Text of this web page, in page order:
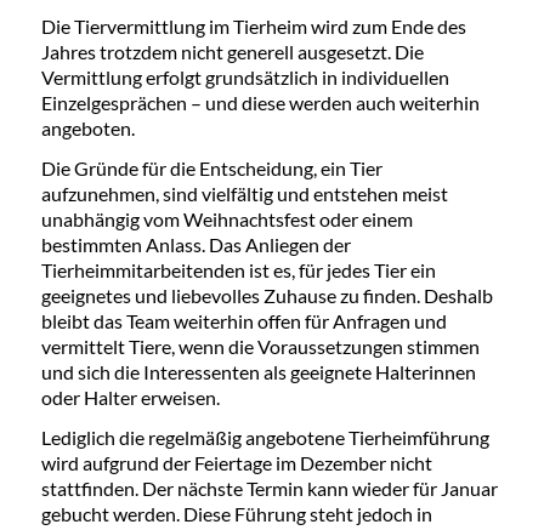
Die Tiervermittlung im Tierheim wird zum Ende des
Jahres trotzdem nicht generell ausgesetzt. Die
Vermittlung erfolgt grundsätzlich in individuellen
Einzelgesprächen – und diese werden auch weiterhin
angeboten.
Die Gründe für die Entscheidung, ein Tier
aufzunehmen, sind vielfältig und entstehen meist
unabhängig vom Weihnachtsfest oder einem
bestimmten Anlass. Das Anliegen der
Tierheimmitarbeitenden ist es, für jedes Tier ein
geeignetes und liebevolles Zuhause zu finden. Deshalb
bleibt das Team weiterhin offen für Anfragen und
vermittelt Tiere, wenn die Voraussetzungen stimmen
und sich die Interessenten als geeignete Halterinnen
oder Halter erweisen.
Lediglich die regelmäßig angebotene Tierheimführung
wird aufgrund der Feiertage im Dezember nicht
stattfinden. Der nächste Termin kann wieder für Januar
gebucht werden. Diese Führung steht jedoch in